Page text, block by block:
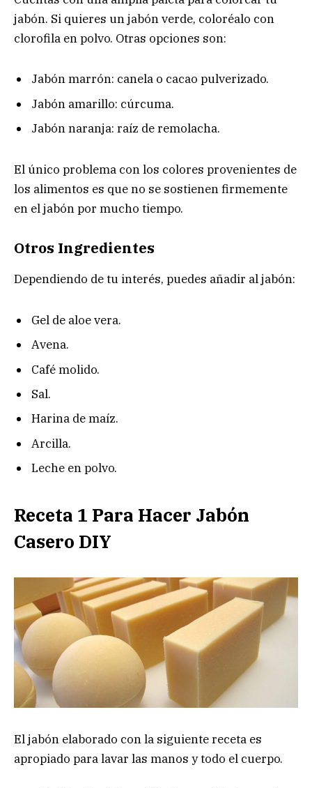
jabón. Si quieres un jabón verde, coloréalo con
clorofila en polvo. Otras opciones son:
Jabón marrón: canela o cacao pulverizado.
Jabón amarillo: cúrcuma.
Jabón naranja: raíz de remolacha.
El único problema con los colores provenientes de
los alimentos es que no se sostienen firmemente
en el jabón por mucho tiempo.
Otros Ingredientes
Dependiendo de tu interés, puedes añadir al jabón:
Gel de aloe vera.
Avena.
Café molido.
Sal.
Harina de maíz.
Arcilla.
Leche en polvo.
Receta 1 Para Hacer Jabón
Casero DIY
El jabón elaborado con la siguiente receta es
apropiado para lavar las manos y todo el cuerpo.